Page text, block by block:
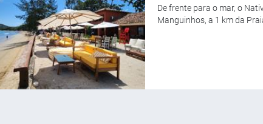
De frente para o mar, o
Manguinhos, a 1 km da